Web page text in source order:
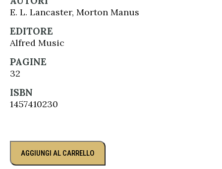
E. L. Lancaster, Morton Manus
EDITORE
Alfred Music
PAGINE
32
ISBN
1457410230
AGGIUNGI AL CARRELLO